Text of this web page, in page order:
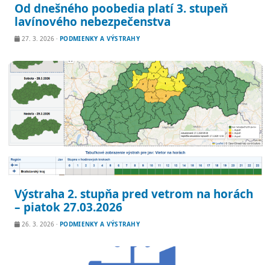
Od dnešného poobedia platí 3. stupeň
lavínového nebezpečenstva
27. 3. 2026 · PODMIENKY A VÝSTRAHY
Výstraha 2. stupňa pred vetrom na horách
– piatok 27.03.2026
26. 3. 2026 · PODMIENKY A VÝSTRAHY